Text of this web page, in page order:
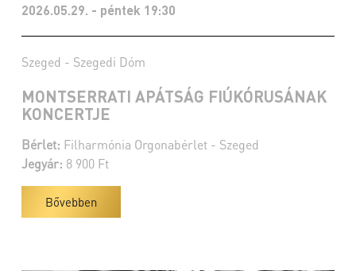
2026.05.29. - péntek 19:30
Szeged - Szegedi Dóm
MONTSERRATI APÁTSÁG FIÚKÓRUSÁNAK
KONCERTJE
Bérlet: Filharmónia Orgonabérlet - Szeged
Jegyár: 8 900 Ft
Bővebben